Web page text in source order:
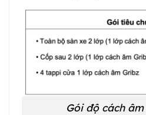
Gói độ cách